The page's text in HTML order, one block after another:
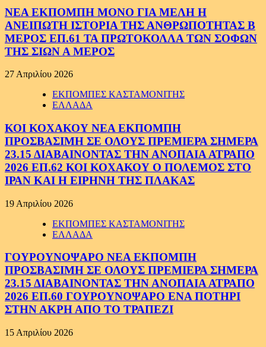
ΝΕΑ ΕΚΠΟΜΠΗ ΜΟΝΟ ΓΙΑ ΜΕΛΗ Η
ΑΝΕΙΠΩΤΗ ΙΣΤΟΡΙΑ ΤΗΣ ΑΝΘΡΩΠΟΤΗΤΑΣ Β
ΜΕΡΟΣ ΕΠ.61 ΤΑ ΠΡΩΤΟΚΟΛΛΑ ΤΩΝ ΣΟΦΩΝ
ΤΗΣ ΣΙΩΝ Α ΜΕΡΟΣ
27 Απριλίου 2026
ΕΚΠΟΜΠΕΣ ΚΑΣΤΑΜΟΝΙΤΗΣ
ΕΛΛΑΔΑ
ΚΟΙ ΚΟΧΑΚΟΥ ΝΕΑ ΕΚΠΟΜΠΗ
ΠΡΟΣΒΑΣΙΜΗ ΣΕ ΟΛΟΥΣ ΠΡΕΜΙΕΡΑ ΣΗΜΕΡΑ
23.15 ΔΙΑΒΑΙΝΟΝΤΑΣ ΤΗΝ ΑΝΟΠΑΙΑ ΑΤΡΑΠΟ
2026 ΕΠ.62 ΚΟΙ ΚΟΧΑΚΟΥ Ο ΠΟΛΕΜΟΣ ΣΤΟ
ΙΡΑΝ ΚΑΙ Η ΕΙΡΗΝΗ ΤΗΣ ΠΛΑΚΑΣ
19 Απριλίου 2026
ΕΚΠΟΜΠΕΣ ΚΑΣΤΑΜΟΝΙΤΗΣ
ΕΛΛΑΔΑ
ΓΟΥΡΟΥΝΟΨΑΡΟ ΝΕΑ ΕΚΠΟΜΠΗ
ΠΡΟΣΒΑΣΙΜΗ ΣΕ ΟΛΟΥΣ ΠΡΕΜΙΕΡΑ ΣΗΜΕΡΑ
23.15 ΔΙΑΒΑΙΝΟΝΤΑΣ ΤΗΝ ΑΝΟΠΑΙΑ ΑΤΡΑΠΟ
2026 ΕΠ.60 ΓΟΥΡΟΥΝΟΨΑΡΟ ΕΝΑ ΠΟΤΗΡΙ
ΣΤΗΝ ΑΚΡΗ ΑΠΟ ΤΟ ΤΡΑΠΕΖΙ
15 Απριλίου 2026